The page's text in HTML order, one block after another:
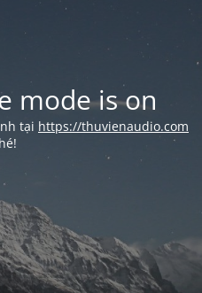
mode is on
tại https://thuvienaudio.com